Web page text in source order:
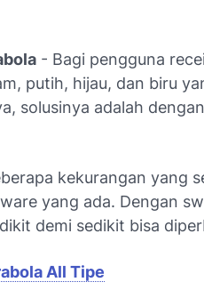
- Bagi pengguna
putih, hijau, dan biru
solusinya adalah dengan
kekurangan yang
yang ada. Dengan
demi sedikit bisa
All Tipe